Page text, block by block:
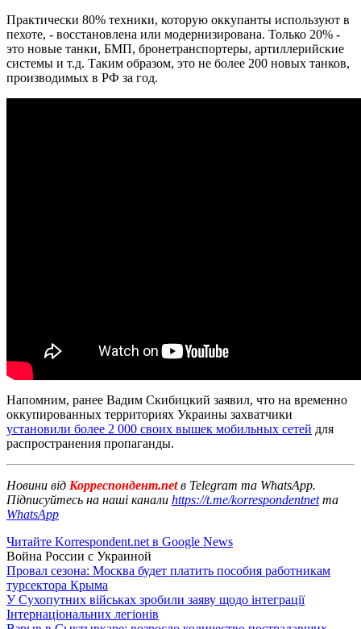
Практически 80% техники, которую оккупанты используют в
пехоте, - восстановлена ​​или модернизирована. Только 20% -
это новые танки, БМП, бронетранспортеры, артиллерийские
системы и т.д. Таким образом, это не более 200 новых танков,
производимых в РФ за год.
Напомним, ранее Вадим Скибицкий заявил, что на временно
оккупированных территориях Украины захватчики
установили более 2 000 своих вышек мобильных сетей для
распространения пропаганды.
Новини від Корреспондент.netв Telegram та WhatsApp.
Підписуйтесь на наші канали https://t.me/korrespondentnetта
WhatsApp
Читайте Korrespondent.net в Google News
Война России с Украиной
Провал сезона: Москва будет платить пособия работникам
турсектора Крыма
У Сухопутних військах зробили заяву щодо інтеграції
Інтернаціональних легіонів